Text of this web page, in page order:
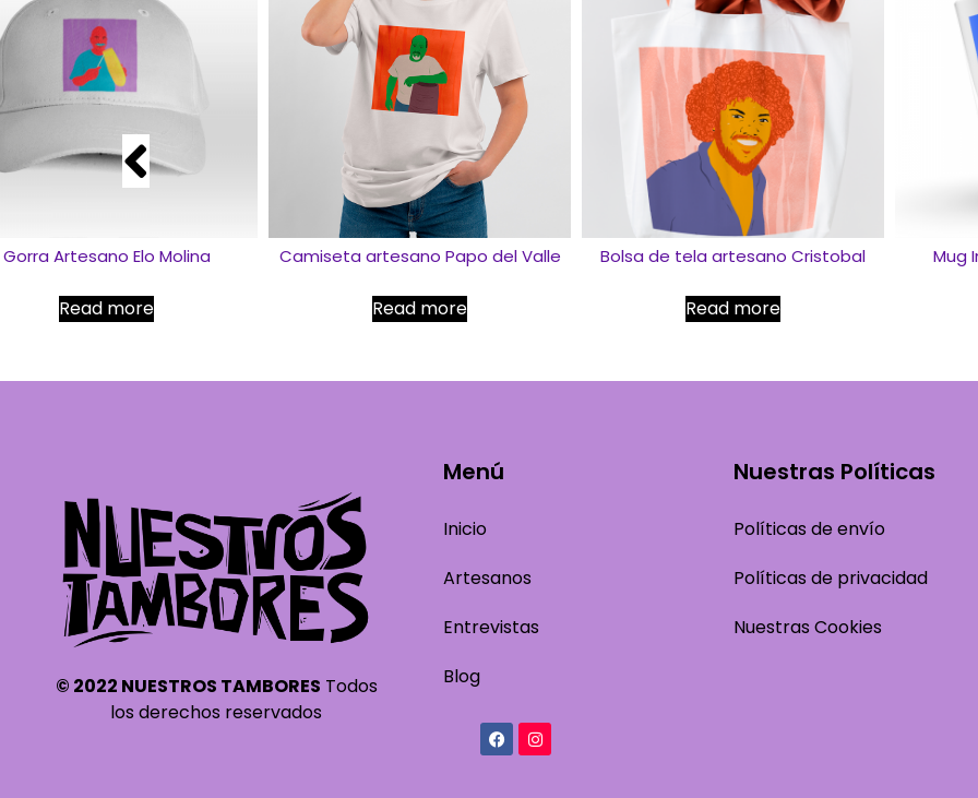
Gorra Artesano Elo Molina
Read more
Camiseta artesano Papo del Valle
Read more
Bolsa de tela artesano Cristobal
Read more
Mug
© 2022 NUESTROS TAMBORES Todos
los derechos reservados
Menú
Inicio
Artesanos
Entrevistas
Blog
Nuestras Políticas
Políticas de envío
Políticas de privacidad
Nuestras Cookies